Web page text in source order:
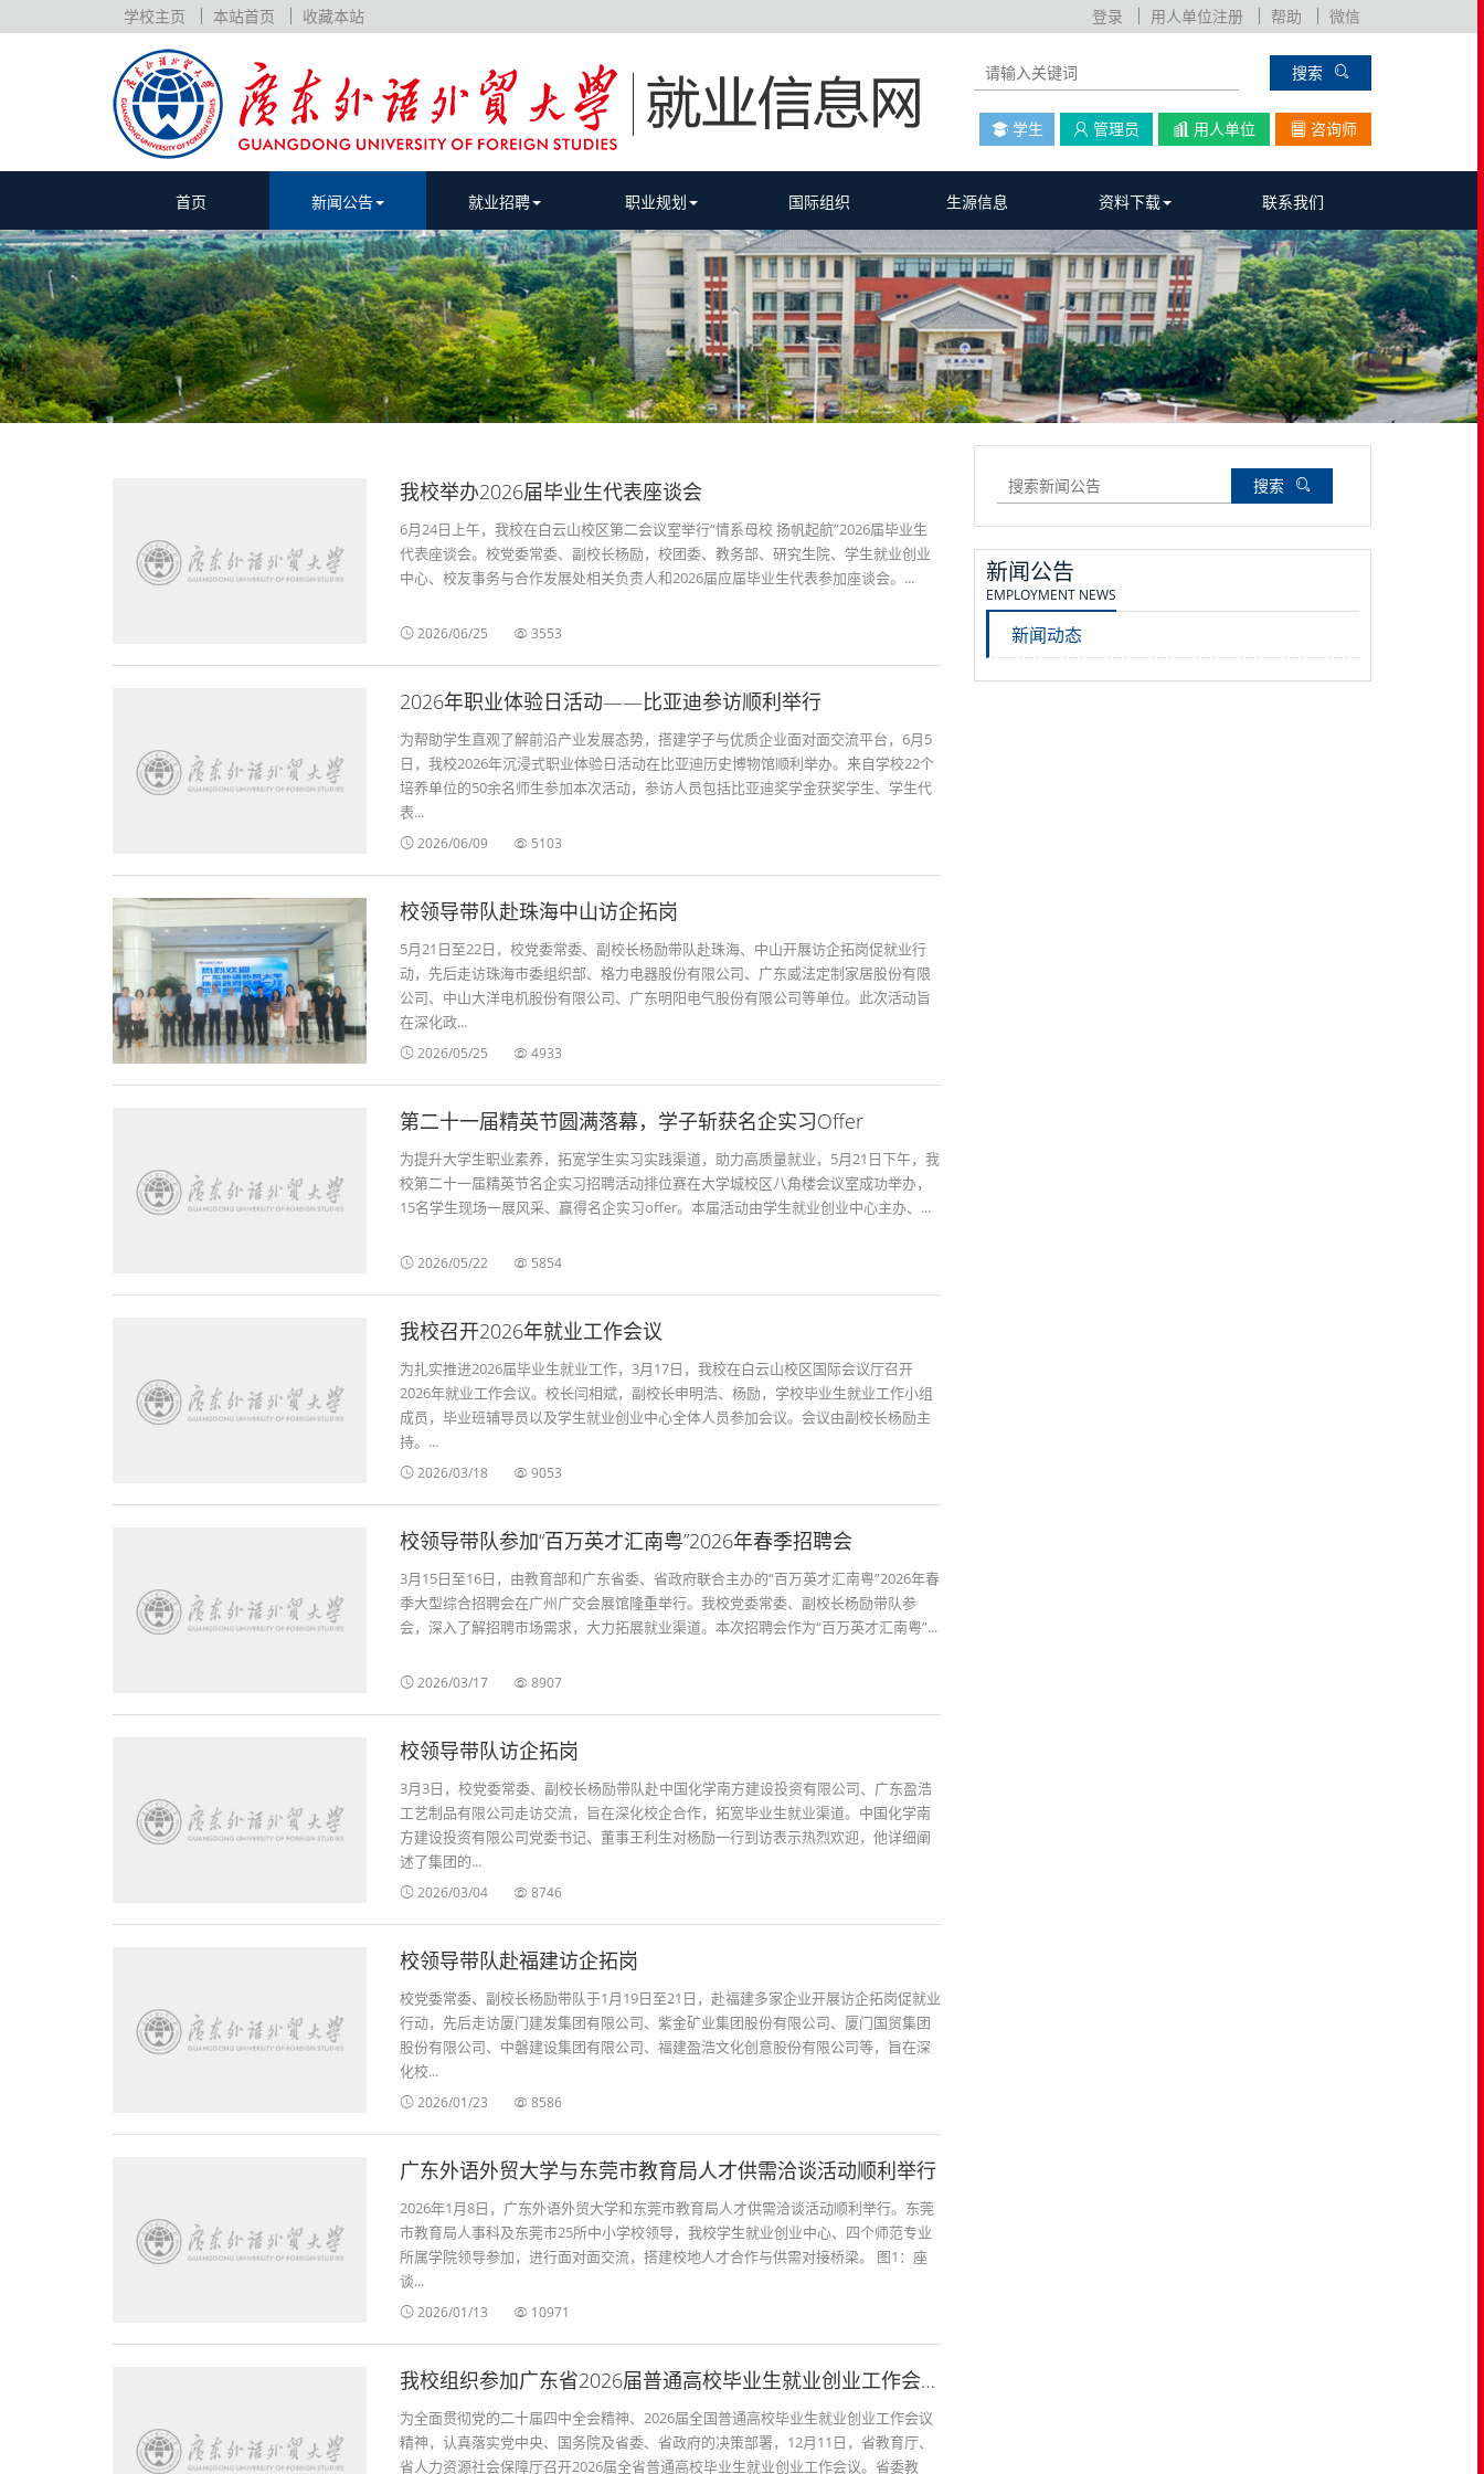
学校主页 本站首页 收藏本站 登录 用人单位注册 帮助 微信
搜索
学生 管理员 用人单位 咨询师
首页 新闻公告 就业招聘 职业规划 国际组织 生源信息 资料下载 联系我们
我校举办2026届毕业生代表座谈会
6月24日上午，我校在白云山校区第二会议室举行“情系母校 扬帆起航”2026届毕业生
代表座谈会。校党委常委、副校长杨励，校团委、教务部、研究生院、学生就业创业
中心、校友事务与合作发展处相关负责人和2026届应届毕业生代表参加座谈会。...
2026/06/25 3553
2026年职业体验日活动——比亚迪参访顺利举行
为帮助学生直观了解前沿产业发展态势，搭建学子与优质企业面对面交流平台，6月5
日，我校2026年沉浸式职业体验日活动在比亚迪历史博物馆顺利举办。来自学校22个
培养单位的50余名师生参加本次活动，参访人员包括比亚迪奖学金获奖学生、学生代
表...
2026/06/09 5103
校领导带队赴珠海中山访企拓岗
5月21日至22日，校党委常委、副校长杨励带队赴珠海、中山开展访企拓岗促就业行
动，先后走访珠海市委组织部、格力电器股份有限公司、广东威法定制家居股份有限
公司、中山大洋电机股份有限公司、广东明阳电气股份有限公司等单位。此次活动旨
在深化政...
2026/05/25 4933
第二十一届精英节圆满落幕，学子斩获名企实习Offer
为提升大学生职业素养，拓宽学生实习实践渠道，助力高质量就业，5月21日下午，我
校第二十一届精英节名企实习招聘活动排位赛在大学城校区八角楼会议室成功举办，
15名学生现场一展风采、赢得名企实习offer。本届活动由学生就业创业中心主办、...
2026/05/22 5854
我校召开2026年就业工作会议
为扎实推进2026届毕业生就业工作，3月17日，我校在白云山校区国际会议厅召开
2026年就业工作会议。校长闫相斌，副校长申明浩、杨励，学校毕业生就业工作小组
成员，毕业班辅导员以及学生就业创业中心全体人员参加会议。会议由副校长杨励主
持。...
2026/03/18 9053
校领导带队参加“百万英才汇南粤”2026年春季招聘会
3月15日至16日，由教育部和广东省委、省政府联合主办的“百万英才汇南粤”2026年春
季大型综合招聘会在广州广交会展馆隆重举行。我校党委常委、副校长杨励带队参
会，深入了解招聘市场需求，大力拓展就业渠道。本次招聘会作为“百万英才汇南粤”...
2026/03/17 8907
校领导带队访企拓岗
3月3日，校党委常委、副校长杨励带队赴中国化学南方建设投资有限公司、广东盈浩
工艺制品有限公司走访交流，旨在深化校企合作，拓宽毕业生就业渠道。中国化学南
方建设投资有限公司党委书记、董事王利生对杨励一行到访表示热烈欢迎，他详细阐
述了集团的...
2026/03/04 8746
校领导带队赴福建访企拓岗
校党委常委、副校长杨励带队于1月19日至21日，赴福建多家企业开展访企拓岗促就业
行动，先后走访厦门建发集团有限公司、紫金矿业集团股份有限公司、厦门国贸集团
股份有限公司、中磐建设集团有限公司、福建盈浩文化创意股份有限公司等，旨在深
化校...
2026/01/23 8586
广东外语外贸大学与东莞市教育局人才供需洽谈活动顺利举行
2026年1月8日，广东外语外贸大学和东莞市教育局人才供需洽谈活动顺利举行。东莞
市教育局人事科及东莞市25所中小学校领导，我校学生就业创业中心、四个师范专业
所属学院领导参加，进行面对面交流，搭建校地人才合作与供需对接桥梁。 图1：座
谈...
2026/01/13 10971
我校组织参加广东省2026届普通高校毕业生就业创业工作会议
为全面贯彻党的二十届四中全会精神、2026届全国普通高校毕业生就业创业工作会议
精神，认真落实党中央、国务院及省委、省政府的决策部署，12月11日，省教育厅、
省人力资源社会保障厅召开2026届全省普通高校毕业生就业创业工作会议。省委教
搜索
新闻公告
EMPLOYMENT NEWS
新闻动态